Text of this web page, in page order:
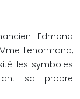
Edmond
Lenormand,
les symboles
sa propre